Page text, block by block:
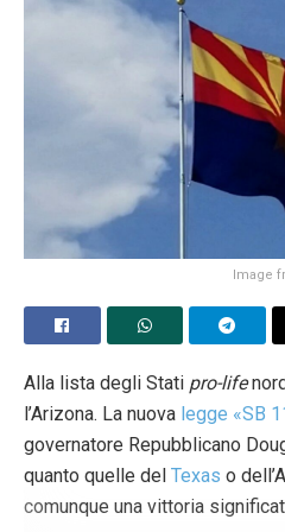
Ne è preoccupato Juergen
in una recente
CHVNradio e riportata sul sito
innanzitutto difeso i CPC dalle
affermando la limpidezza e la
dell’informazione fornita alle
centri, di cui è chiara sin
che in alcun modo si pongono
consulenza.
Ciò che Severloh teme, in
questione finanziaria e fiscale.
il mese [di aprile]», afferma, «e
vengono incluse le modifiche
Image
Alla lista degli Stati pro-life
l’Arizona. La nuova legge «SB
governatore Repubblicano
quanto quelle del Texas o
comunque una vittoria